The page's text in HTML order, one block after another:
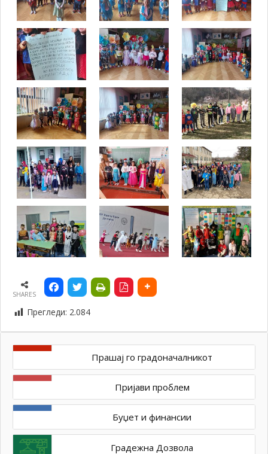
SHARES
Прегледи: 2.084
Прашај го градоначалникот
Пријави проблем
Буџет и финансии
Градежна Дозвола